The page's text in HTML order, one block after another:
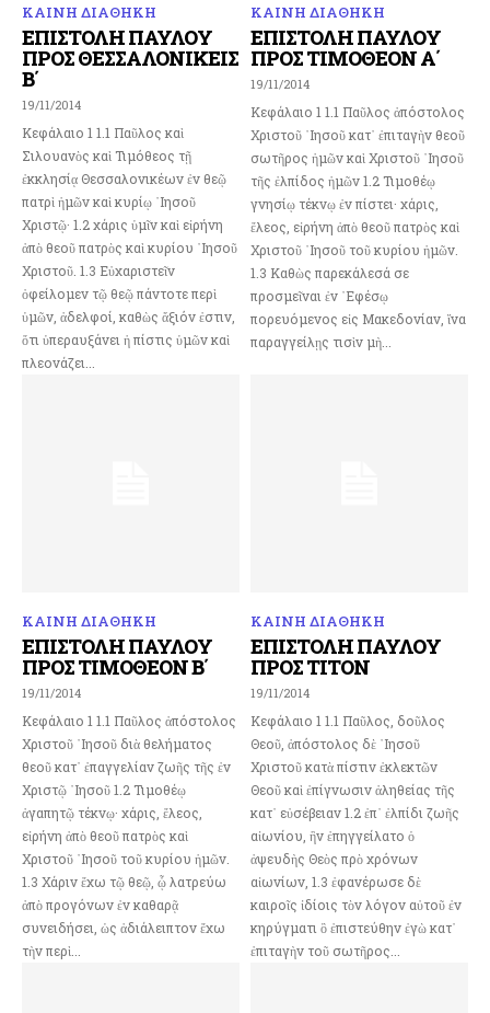
ΚΑΙΝΗ ΔΙΑΘΗΚΗ
ΕΠΙΣΤΟΛΗ ΠΑΥΛΟΥ
ΠΡΟΣ ΘΕΣΣΑΛΟΝΙΚΕΙΣ
Β΄
19/11/2014
Κεφάλαιο 1 1.1 Παῦλος καὶ
Σιλουανὸς καὶ Τιμόθεος τῇ
ἐκκλησίᾳ Θεσσαλονικέων ἐν θεῷ
πατρὶ ἡμῶν καὶ κυρίῳ ᾽Ιησοῦ
Χριστῷ· 1.2 χάρις ὑμῖν καὶ εἰρήνη
ἀπὸ θεοῦ πατρὸς καὶ κυρίου ᾽Ιησοῦ
Χριστοῦ. 1.3 Εὐχαριστεῖν
ὀφείλομεν τῷ θεῷ πάντοτε περὶ
ὑμῶν, ἀδελφοί, καθὼς ἄξιόν ἐστιν,
ὅτι ὑπεραυξάνει ἡ πίστις ὑμῶν καὶ
πλεονάζει...
ΚΑΙΝΗ ΔΙΑΘΗΚΗ
ΕΠΙΣΤΟΛΗ ΠΑΥΛΟΥ
ΠΡΟΣ ΤΙΜΟΘΕΟΝ Α΄
19/11/2014
Κεφάλαιο 1 1.1 Παῦλος ἀπόστολος
Χριστοῦ ᾽Ιησοῦ κατ᾽ ἐπιταγὴν θεοῦ
σωτῆρος ἡμῶν καὶ Χριστοῦ ᾽Ιησοῦ
τῆς ἐλπίδος ἡμῶν 1.2 Τιμοθέῳ
γνησίῳ τέκνῳ ἐν πίστει· χάρις,
ἔλεος, εἰρήνη ἀπὸ θεοῦ πατρὸς καὶ
Χριστοῦ ᾽Ιησοῦ τοῦ κυρίου ἡμῶν.
1.3 Καθὼς παρεκάλεσά σε
προσμεῖναι ἐν ᾽Εφέσῳ
πορευόμενος εἰς Μακεδονίαν, ἵνα
παραγγείλῃς τισὶν μὴ...
ΚΑΙΝΗ ΔΙΑΘΗΚΗ
ΕΠΙΣΤΟΛΗ ΠΑΥΛΟΥ
ΠΡΟΣ ΤΙΜΟΘΕΟΝ Β΄
19/11/2014
Κεφάλαιο 1 1.1 Παῦλος ἀπόστολος
Χριστοῦ ᾽Ιησοῦ διὰ θελήματος
θεοῦ κατ᾽ ἐπαγγελίαν ζωῆς τῆς ἐν
Χριστῷ ᾽Ιησοῦ 1.2 Τιμοθέῳ
ἀγαπητῷ τέκνῳ· χάρις, ἔλεος,
εἰρήνη ἀπὸ θεοῦ πατρὸς καὶ
Χριστοῦ ᾽Ιησοῦ τοῦ κυρίου ἡμῶν.
1.3 Χάριν ἔχω τῷ θεῷ, ᾧ λατρεύω
ἀπὸ προγόνων ἐν καθαρᾷ
συνειδήσει, ὡς ἀδιάλειπτον ἔχω
τὴν περὶ...
ΚΑΙΝΗ ΔΙΑΘΗΚΗ
ΕΠΙΣΤΟΛΗ ΠΑΥΛΟΥ
ΠΡΟΣ ΤΙΤΟΝ
19/11/2014
Κεφάλαιο 1 1.1 Παῦλος, δοῦλος
Θεοῦ, ἀπόστολος δὲ ᾿Ιησοῦ
Χριστοῦ κατὰ πίστιν ἐκλεκτῶν
Θεοῦ καὶ ἐπίγνωσιν ἀληθείας τῆς
κατ᾿ εὐσέβειαν 1.2 ἐπ᾿ ἐλπίδι ζωῆς
αἰωνίου, ἣν ἐπηγγείλατο ὁ
ἀψευδὴς Θεὸς πρὸ χρόνων
αἰωνίων, 1.3 ἐφανέρωσε δὲ
καιροῖς ἰδίοις τὸν λόγον αὐτοῦ ἐν
κηρύγματι ὃ ἐπιστεύθην ἐγὼ κατ᾿
ἐπιταγὴν τοῦ σωτῆρος...